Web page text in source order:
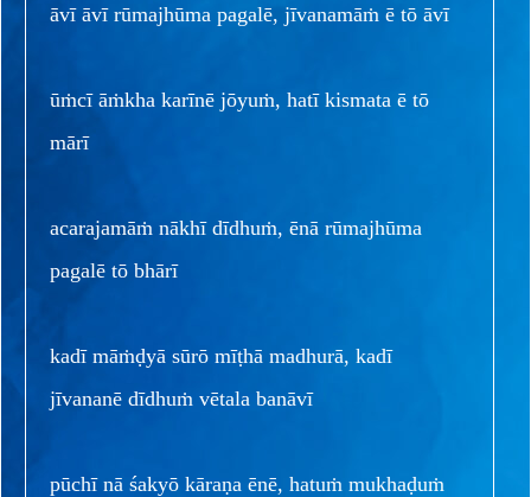
āvī āvī rūmajhūma pagalē, jīvanamāṁ ē tō āvī
ūṁcī āṁkha karīnē jōyuṁ, hatī kismata ē tō
mārī
acarajamāṁ nākhī dīdhuṁ, ēnā rūmajhūma
pagalē tō bhārī
kadī māṁḍyā sūrō mīṭhā madhurā, kadī
jīvananē dīdhuṁ vētala banāvī
pūchī nā śakyō kāraṇa ēnē, hatuṁ mukhaḍuṁ